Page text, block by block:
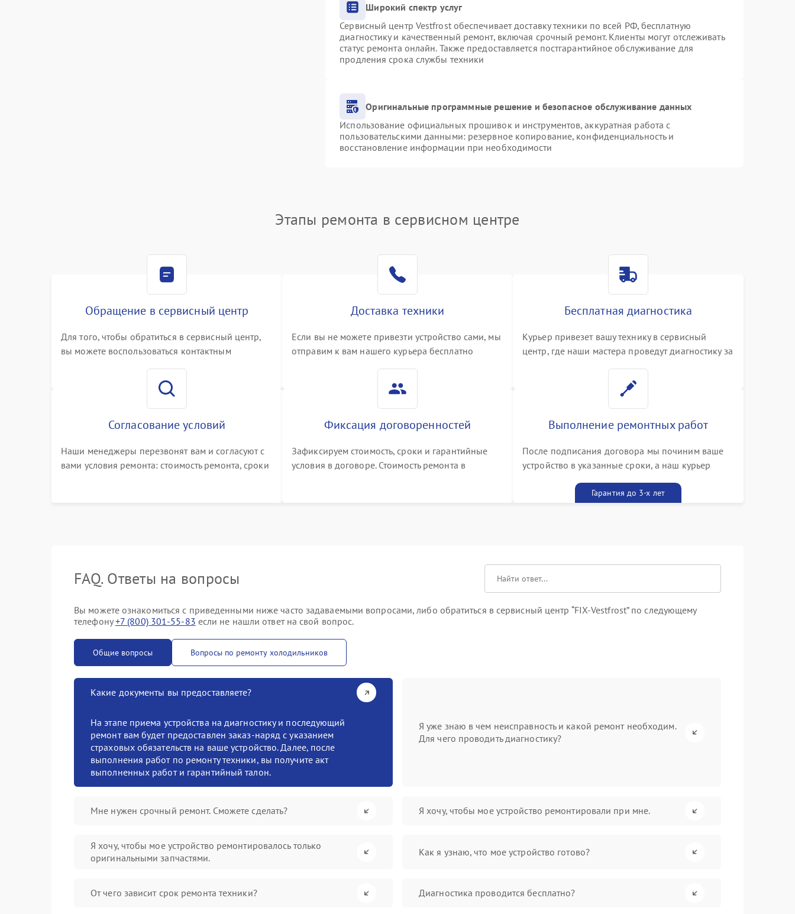
Широкий спектр услуг
Сервисный центр Vestfrost обеспечивает доставку техники по всей РФ, бесплатную
диагностику и качественный ремонт, включая срочный ремонт. Клиенты могут отслеживать
статус ремонта онлайн. Также предоставляется постгарантийное обслуживание для
продления срока службы техники
Оригинальные программные решение и безопасное обслуживание данных
Использование официальных прошивок и инструментов, аккуратная работа с
пользовательскими данными: резервное копирование, конфиденциальность и
восстановление информации при необходимости
Этапы ремонта в сервисном центре
Обращение в сервисный центр
Для того, чтобы обратиться в сервисный центр,
вы можете воспользоваться контактным
номер телефона на сайте
Доставка техники
Если вы не можете привезти устройство сами, мы
отправим к вам нашего курьера бесплатно
Бесплатная диагностика
Курьер привезет вашу технику в сервисный
центр, где наши мастера проведут диагностику за
Согласование условий
Наши менеджеры перезвонят вам и согласуют с
вами условия ремонта: стоимость ремонта, сроки
Фиксация договоренностей
Зафиксируем стоимость, сроки и гарантийные
условия в договоре. Стоимость ремонта в
Выполнение ремонтных работ
После подписания договора мы починим ваше
устройство в указанные сроки, а наш курьер
талоном бесплатноГарантия до 3-х лет
FAQ. Ответы на вопросы
Вы можете ознакомиться с приведенными ниже часто задаваемыми вопросами, либо обратиться в сервисный центр “FIX-Vestfrost” по следующему
телефону+7 (800) 301-55-83 если не нашли ответ на свой вопрос.
Общие вопросы Вопросы по ремонту холодильников
Какие документы вы предоставляете?
На этапе приема устройства на диагностику и последующий
ремонт вам будет предоставлен заказ-наряд с указанием
страховых обязательств на ваше устройство. Далее, после
выполнения работ по ремонту техники, вы получите акт
выполненных работ и гарантийный талон.
Я уже знаю в чем неисправность и какой ремонт необходим.
Для чего проводить диагностику?
Мне нужен срочный ремонт. Сможете сделать? Я хочу, чтобы мое устройство ремонтировали при мне.
Я хочу, чтобы мое устройство ремонтировалось только
оригинальными запчастями.
Как я узнаю, что мое устройство готово?
От чего зависит срок ремонта техники? Диагностика проводится бесплатно?